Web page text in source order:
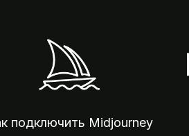
подключить Midjourney
России